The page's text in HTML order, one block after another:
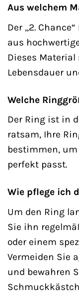
Aus welchem
Der „2.
aus
Dieses
Lebensdauer
Welche
Der Ring ist in
ratsam, Ihre
bestimmen,
perfekt passt.
Wie pflege ich
Um den Ring
Sie ihn
oder einem
Vermeiden Sie
und bewahren